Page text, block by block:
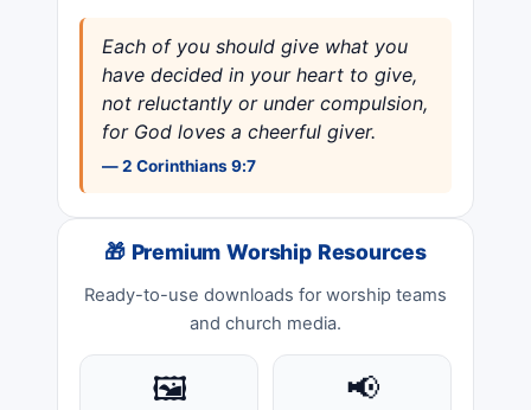
Each of you should give what you
have decided in your heart to give,
not reluctantly or under compulsion,
for God loves a cheerful giver.
— 2 Corinthians 9:7
🎁 Premium Worship Resources
Ready-to-use downloads for worship teams
and church media.
🖼️ 📢